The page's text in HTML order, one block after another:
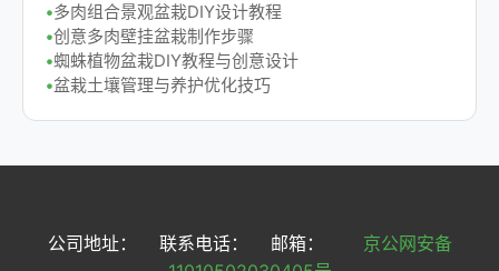
多肉组合景观盆栽DIY设计教程
创意多肉壁挂盆栽制作步骤
蜘蛛植物盆栽DIY教程与创意设计
盆栽土壤管理与养护优化技巧
公司地址： 联系电话： 邮箱：
京公网安备